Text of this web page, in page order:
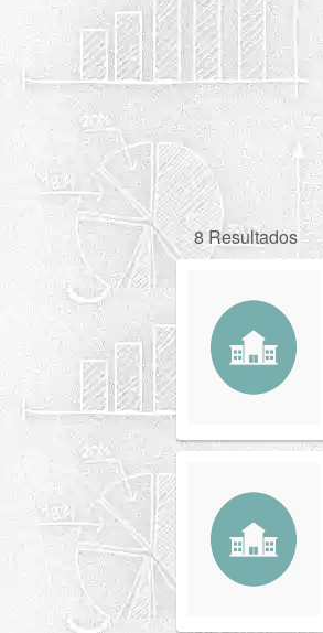
8 Resultados